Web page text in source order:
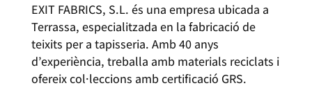
EXIT FABRICS, S.L. és una empresa ubicada a
Terrassa, especialitzada en la fabricació de
teixits per a tapisseria. Amb 40 anys
d’experiència, treballa amb materials reciclats i
ofereix col·leccions amb certificació GRS.